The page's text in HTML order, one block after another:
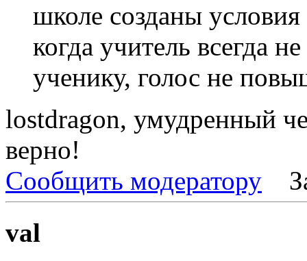
школе созданы условия
когда учитель всегда
ученику, голос не
lostdragon, умудренный
верно!
Сообщить модератору
val